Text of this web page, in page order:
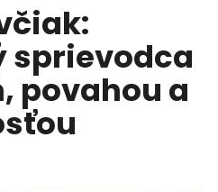
sprievodca
povahou a